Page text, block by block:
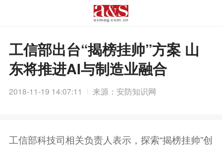
工信部出台“揭榜挂帅”方案 山
东将推进AI与制造业融合
2018-11-19 14:07:11 来源：安防知识网
工信部科技司相关负责人表示，探索“揭榜挂帅”创